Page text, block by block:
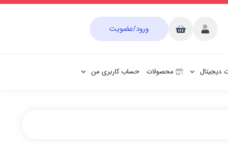
ورود/عضویت
دیجیتال محصولات حساب کاربری من